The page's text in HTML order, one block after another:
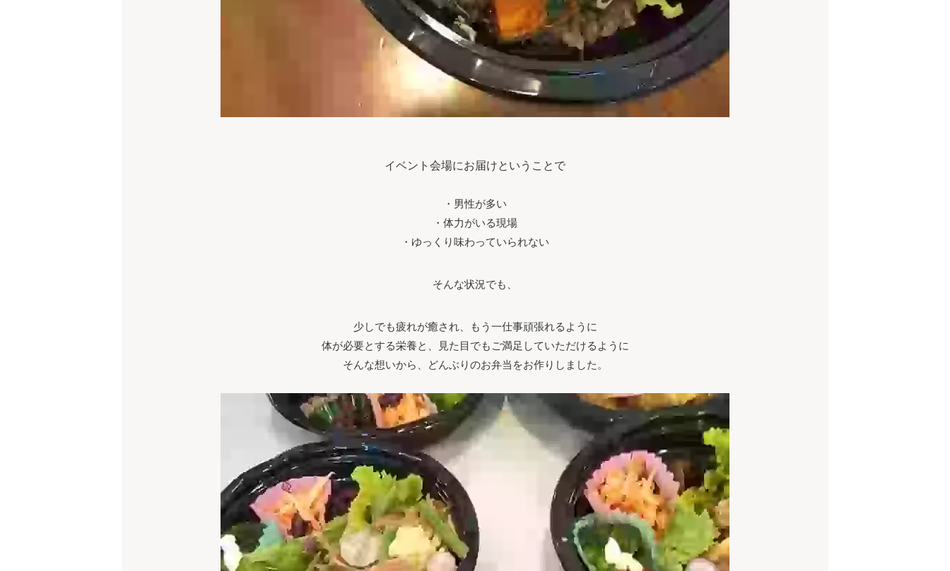
イベント会場にお届けということで
・男性が多い
・体力がいる現場
・ゆっくり味わっていられない
そんな状況でも、
少しでも疲れが癒され、もう一仕事頑張れるように
体が必要とする栄養と、見た目でもご満足していただけるように
そんな想いから、どんぶりのお弁当をお作りしました。